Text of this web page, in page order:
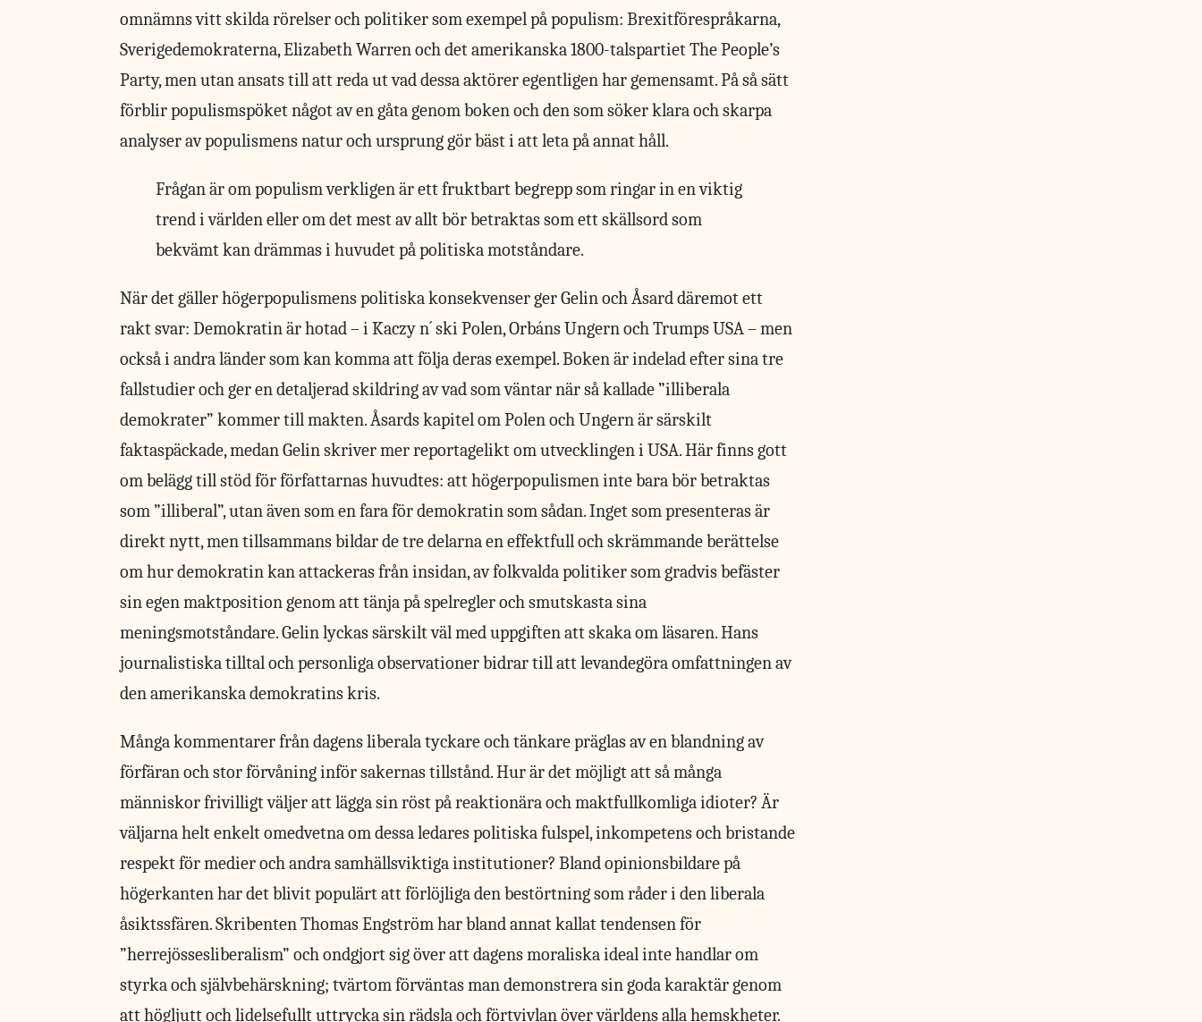
omnämns vitt skilda rörelser och politiker som exempel på populism: Brexitförespråkarna,
Sverigedemokraterna, Elizabeth Warren och det amerikanska 1800-talspartiet The People’s
Party, men utan ansats till att reda ut vad dessa aktörer egentligen har gemensamt. På så sätt
förblir populismspöket något av en gåta genom boken och den som söker klara och skarpa
analyser av populismens natur och ursprung gör bäst i att leta på annat håll.
Frågan är om populism verkligen är ett fruktbart begrepp som ringar in en viktig
trend i världen eller om det mest av allt bör betraktas som ett skällsord som
bekvämt kan drämmas i huvudet på politiska motståndare.
När det gällerhögerpopulismens politiska konsekvenser ger Gelin och Åsard däremot ett
rakt svar: Demokratin är hotad – i Kaczy n´ ski Polen, Orbáns Ungern och Trumps USA – men
också i andra länder som kan komma att följa deras exempel. Boken är indelad efter sina tre
fallstudier och ger en detaljerad skildring av vad som väntar när så kallade ”illiberala
demokrater” kommer till makten. Åsards kapitel om Polen och Ungern är särskilt
faktaspäckade, medan Gelin skriver mer reportagelikt om utvecklingen i USA. Här finns gott
om belägg till stöd för författarnas huvudtes: att högerpopulismen inte bara bör betraktas
som ”illiberal”, utan även som en fara för demokratin som sådan. Inget som presenteras är
direkt nytt, men tillsammans bildar de tre delarna en effektfull och skrämmande berättelse
om hur demokratin kan attackeras från insidan, av folkvalda politiker som gradvis befäster
sin egen maktposition genom att tänja på spelregler och smutskasta sina
meningsmotståndare. Gelin lyckas särskilt väl med uppgiften att skaka om läsaren. Hans
journalistiska tilltal och personliga observationer bidrar till att levandegöra omfattningen av
den amerikanska demokratins kris.
Många kommentarer från dagens liberala tyckare och tänkare präglas av en blandning av
förfäran och stor förvåning inför sakernas tillstånd. Hur är det möjligt att så många
människor frivilligt väljer att lägga sin röst på reaktionära och maktfullkomliga idioter? Är
väljarna helt enkelt omedvetna om dessa ledares politiska fulspel, inkompetens och bristande
respekt för medier och andra samhällsviktiga institutioner? Bland opinionsbildare på
högerkanten har det blivit populärt att förlöjliga den bestörtning som råder i den liberala
åsiktssfären. Skribenten Thomas Engström har bland annat kallat tendensen för
”herrejössesliberalism” och ondgjort sig över att dagens moraliska ideal inte handlar om
styrka och självbehärskning; tvärtom förväntas man demonstrera sin goda karaktär genom
att högljutt och lidelsefullt uttrycka sin rädsla och förtvivlan över världens alla hemskheter.